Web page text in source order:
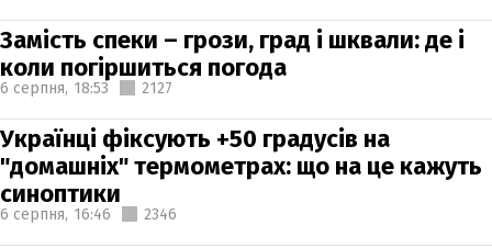
Замість спеки – грози, град і шквали: де і
коли погіршиться погода
6 серпня, 18:53 2127
Українці фіксують +50 градусів на
"домашніх" термометрах: що на це кажуть
синоптики
6 серпня, 16:46 2346